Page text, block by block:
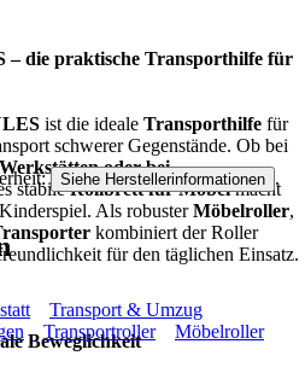
die praktische Transporthilfe für
ist die ideale Transporthilfe für
schwerer Gegenstände. Ob bei
oder bei
stabileRollbrett für Möbelmacht
Als robusterMöbelroller,
kombiniert der Roller
für den täglichen Einsatz.
Beweglichkeit
Siehe Herstellerinformationen .
Transport & Umzug
Transportroller
Möbelroller